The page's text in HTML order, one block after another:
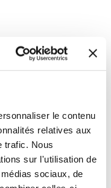
le contenu
relatives aux
trafic. Nous
sur l'utilisation de
sociaux, de